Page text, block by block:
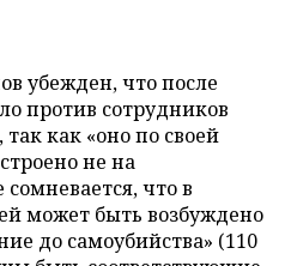
убежден, что после
против сотрудников
как «оно по своей
не на
что в
может быть возбуждено
до самоубийства» (110